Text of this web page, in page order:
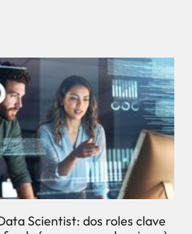
Scientist: dos roles clave